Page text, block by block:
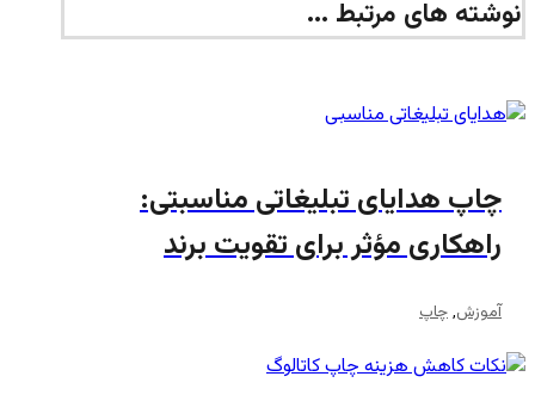
نوشته های مرتبط ...
چاپ هدایای تبلیغاتی مناسبتی:
راهکاری مؤثر برای تقویت برند
آموزش,چاپ